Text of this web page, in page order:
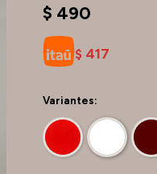
$ 490
$ 417
Variantes: